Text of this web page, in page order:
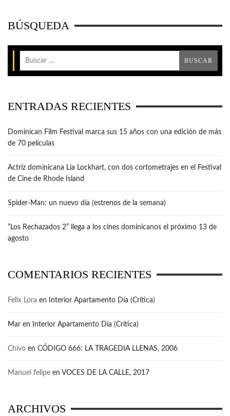
BÚSQUEDA
ENTRADAS RECIENTES
Dominican Film Festival marca sus 15 años con una edición de más
de 70 películas
Actriz dominicana Lía Lockhart, con dos cortometrajes en el Festival
de Cine de Rhode Island
Spider-Man: un nuevo día (estrenos de la semana)
“Los Rechazados 2” llega a los cines dominicanos el próximo 13 de
agosto
COMENTARIOS RECIENTES
Felix Lora en Interior Apartamento Día (Crítica)
Mar en Interior Apartamento Día (Crítica)
Chivo en CÓDIGO 666: LA TRAGEDIA LLENAS, 2006
Manuel felipe en VOCES DE LA CALLE, 2017
ARCHIVOS